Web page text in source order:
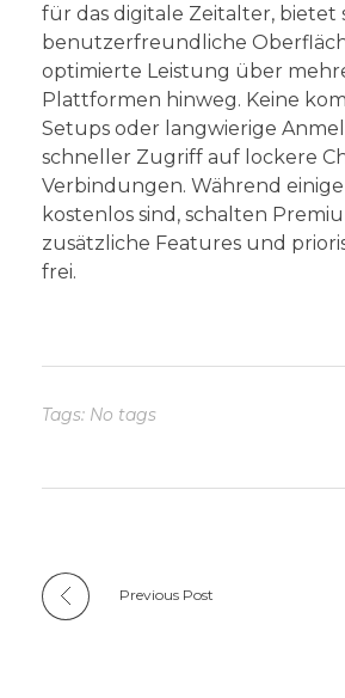
für das digitale Zeitalter, bietet
benutzerfreundliche
optimierte Leistung über
Plattformen hinweg. Keine
Setups oder langwierige
schneller Zugriff auf lockere
Verbindungen. Während
kostenlos sind, schalten
zusätzliche Features und
frei.
Tags: No tags
Previous Post